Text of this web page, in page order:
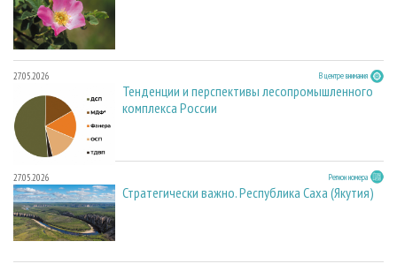
27.05.2026 В центре внимания
Тенденции и перспективы лесопромышленного
комплекса России
27.05.2026 Регион номера
Стратегически важно. Республика Саха (Якутия)